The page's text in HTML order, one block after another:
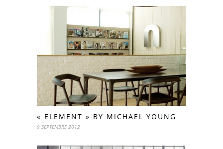
« ELEMENT » BY MICHAEL YOUNG
9 SEPTEMBRE 2012